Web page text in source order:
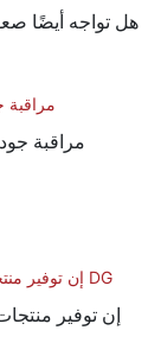
هل تواجه أيضًا
مراقبة
إن توفير